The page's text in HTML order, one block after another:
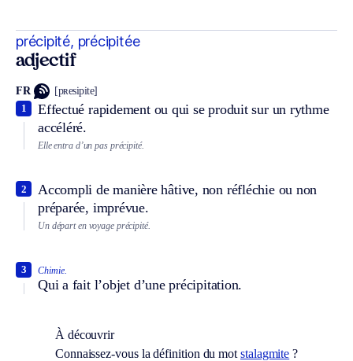
précipité, précipitée
adjectif
FR [pʀesipite]
Effectué rapidement ou qui se produit sur un rythme
accéléré.
1
Elle entra d’un pas précipité.
Accompli de manière hâtive, non réfléchie ou non
préparée, imprévue.
2
Un départ en voyage précipité.
Chimie.
Qui a fait l’objet d’une précipitation.
3
À découvrir
Connaissez-vous la définition du mot stalagmite ?